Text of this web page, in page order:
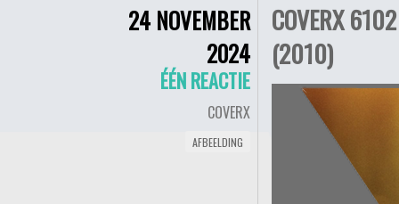
24 NOVEMBER
2024
ÉÉN REACTIE
COVERX
AFBEELDING
COVERX
(2010)